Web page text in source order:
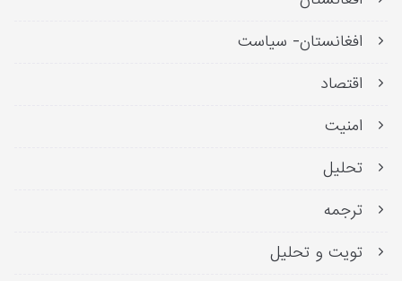
افغانستان- سیاست
اقتصاد
امنیت
تحلیل
ترجمه
تویت و تحلیل